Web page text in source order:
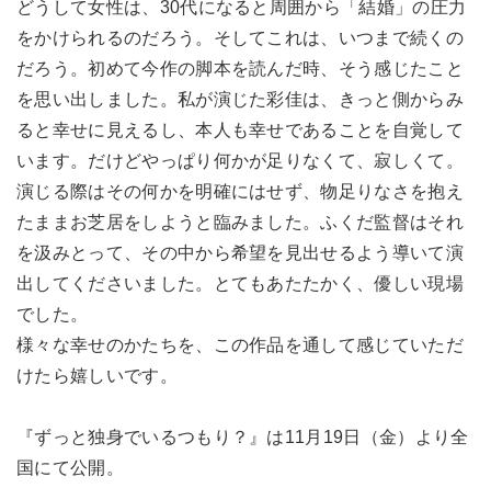
どうして女性は、30代になると周囲から「結婚」の圧力
をかけられるのだろう。そしてこれは、いつまで続くの
だろう。初めて今作の脚本を読んだ時、そう感じたこと
を思い出しました。私が演じた彩佳は、きっと側からみ
ると幸せに見えるし、本人も幸せであることを自覚して
います。だけどやっぱり何かが足りなくて、寂しくて。
演じる際はその何かを明確にはせず、物足りなさを抱え
たままお芝居をしようと臨みました。ふくだ監督はそれ
を汲みとって、その中から希望を見出せるよう導いて演
出してくださいました。とてもあたたかく、優しい現場
でした。
様々な幸せのかたちを、この作品を通して感じていただ
けたら嬉しいです。
『ずっと独身でいるつもり？』は11月19日（金）より全
国にて公開。